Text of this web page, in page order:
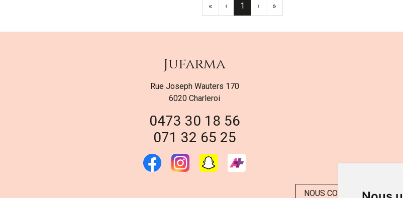
« ‹ 1 › »
Jufarma
Rue Joseph Wauters 170
6020 Charleroi
0473 30 18 56
071 32 65 25
NOUS CONTACTER